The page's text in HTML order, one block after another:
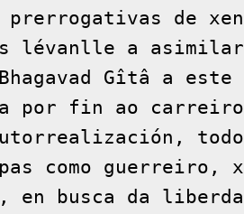
prerrogativas de
lévanlle a
Gîtâ a este
por fin ao
como guerreiro,
en busca da